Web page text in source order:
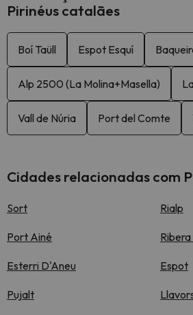
Pirinéus catalães
Boí Taüll Espot Esquí
Alp 2500 (La Molina+Masella)
Vall de Núria Port del Comte
Cidades relacionadas com
Sort Rialp
Port Ainé
Esterri D'Aneu Espot
Pujalt